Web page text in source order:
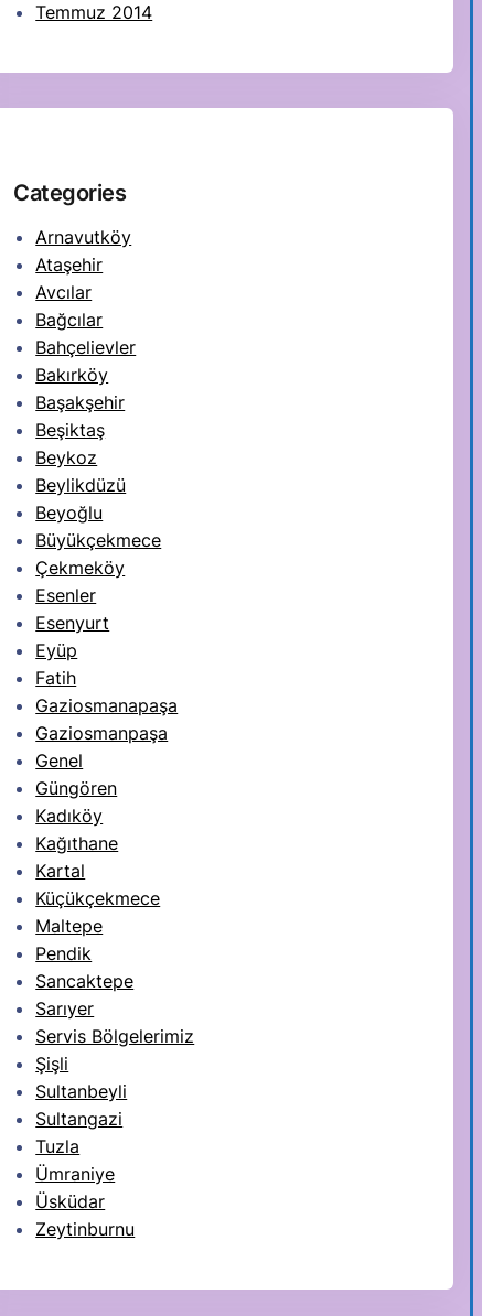
Temmuz 2014
Categories
Arnavutköy
Ataşehir
Avcılar
Bağcılar
Bahçelievler
Bakırköy
Başakşehir
Beşiktaş
Beykoz
Beylikdüzü
Beyoğlu
Büyükçekmece
Çekmeköy
Esenler
Esenyurt
Eyüp
Fatih
Gaziosmanapaşa
Gaziosmanpaşa
Genel
Güngören
Kadıköy
Kağıthane
Kartal
Küçükçekmece
Maltepe
Pendik
Sancaktepe
Sarıyer
Servis Bölgelerimiz
Şişli
Sultanbeyli
Sultangazi
Tuzla
Ümraniye
Üsküdar
Zeytinburnu